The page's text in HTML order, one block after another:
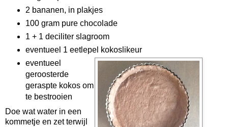
2 bananen, in plakjes
100 gram pure chocolade
1 + 1 deciliter slagroom
eventueel 1 eetlepel kokoslikeur
eventueel
geroosterde
geraspte kokos om
te bestrooien
Doe wat water in een
kommetje en zet terwijl